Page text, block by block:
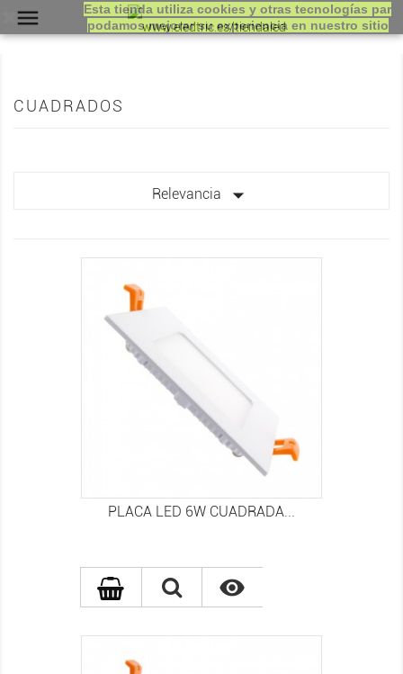

CUADRADOS
Relevancia 
PLACA LED 6W CUADRADA...

Esta tienda utiliza cookies y otras tecnologías par
podamos mejorar su experiencia en nuestro sitio